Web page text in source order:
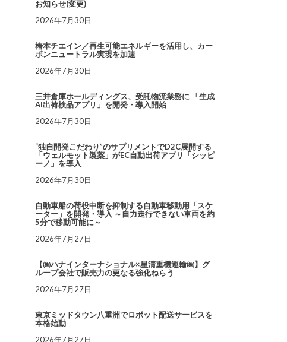
お知らせ(変更)
2026年7月30日
椿本チエイン／再生可能エネルギーを活用し、カー
ボンニュートラル実現を加速
2026年7月30日
三井倉庫ホールディングス、受託物流業務に 「生成
AI出荷検品アプリ」を開発・導入開始
2026年7月30日
“独自開発こだわり”のサプリメントでD2C展開する
「ウェルモット製薬」がEC自動出荷アプリ「シッピ
ーノ」を導入
2026年7月30日
自動車船の荷役中断を抑制する自動車移動用「スケ
ーター」を開発・導入 ～自力走行できない車両を約
5分で移動可能に～
2026年7月27日
【㈱ハナインターナショナル×星清重機運輸㈱】グ
ループ会社で販売力の更なる強化ねらう
2026年7月27日
東京ミッドタウン八重洲でロボット配送サービスを
本格始動
2026年7月27日